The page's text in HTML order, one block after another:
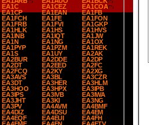
EA1C
EA1CEZ
EA1COA
EA1CP
EA1EAN
EA1FB
EA1FCH
EA1FE
EA1FON
EA1FRB
EA1FVI
EA1GKP
EA1HLK
EA1HS
EA1HVS
EA1INB
EA1IQT
EA1JW
EA1N
EA1NG
EA1OX
EA1PYP
EA1PZM
EA1REK
EA1S
EA1UY
EA2AK
EA2BUR
EA2DDE
EA2DP
EA2DT
EA2EED
EA2FC
EA2FCQ
EA2KY
EA2XG
EA3AVS
EA3BL
EA3CZR
EA3DT
EA3HER
EA3HLM
EA3HOO
EA3HPX
EA3IPB
EA3IPS
EA3IVB
EA3IWA
EA3JHT
EA3KI
EA3NG
EA3PV
EA4AVM
EA4BMF
EA4DIZ
EA4DSU
EA4EM
EA4EQF
EA4EUI
EA4FH